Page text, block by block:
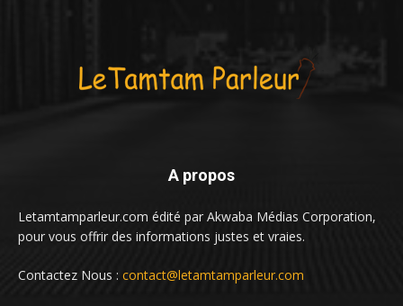
A propos
Letamtamparleur.com édité par Akwaba Médias Corporation,
pour vous offrir des informations justes et vraies.
Contactez Nous : contact@letamtamparleur.com